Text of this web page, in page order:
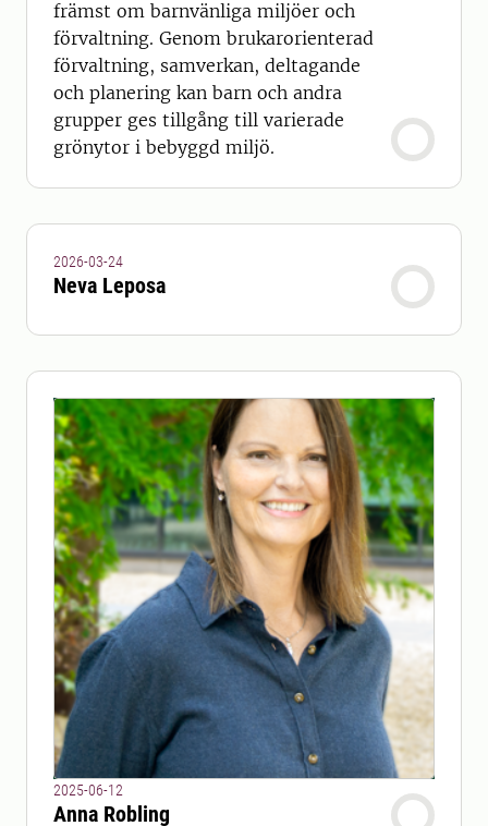
främst om barnvänliga miljöer och
förvaltning. Genom brukarorienterad
förvaltning, samverkan, deltagande
och planering kan barn och andra
grupper ges tillgång till varierade
grönytor i bebyggd miljö.
2026-03-24
Neva Leposa
2025-06-12
Anna Robling